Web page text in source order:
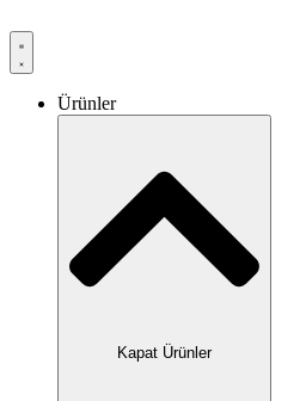
Ürünler
Kapat Ürünler